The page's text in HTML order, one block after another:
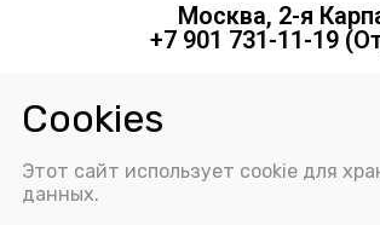
Москва, 2-я
+7 901 731-11-19
Политика
Соглашение об использовании
Этот сайт использует cookie для
данных.